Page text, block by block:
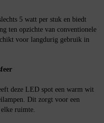
5 watt per stuk en biedt
ten opzichte van conventionele
voor langdurig gebruik in
deze LED spot een warm wit
Dit zorgt voor een
ruimte.